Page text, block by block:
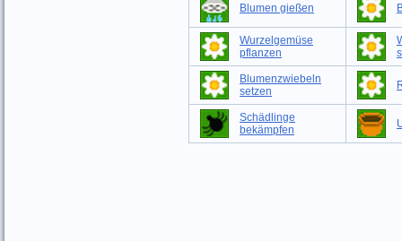
Blumen gießen
Wurzelgemüse
pflanzen
Blumenzwiebeln
setzen
Schädlinge
bekämpfen